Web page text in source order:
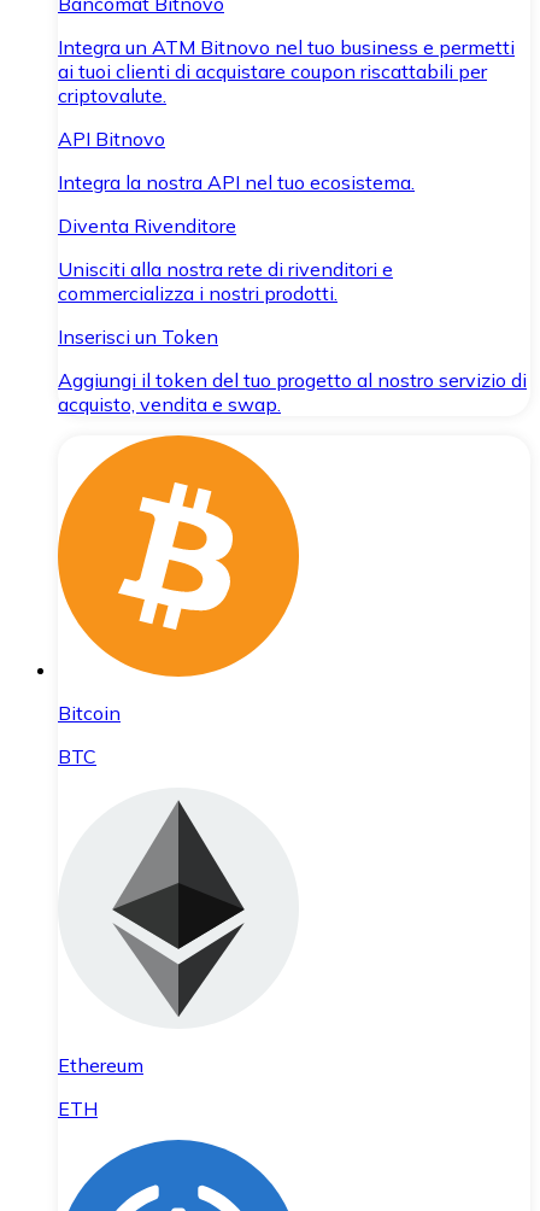
Integra un ATM Bitnovo nel tuo business e permetti
ai tuoi clienti di acquistare coupon riscattabili per
criptovalute.
API Bitnovo
Integra la nostra API nel tuo ecosistema.
Diventa Rivenditore
Unisciti alla nostra rete di rivenditori e
commercializza i nostri prodotti.
Inserisci un Token
Aggiungi il token del tuo progetto al nostro servizio di
acquisto, vendita e swap.
Bitcoin
BTC
Ethereum
ETH